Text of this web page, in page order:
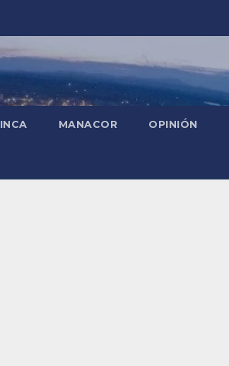
INCA MANACOR OPINIÓN